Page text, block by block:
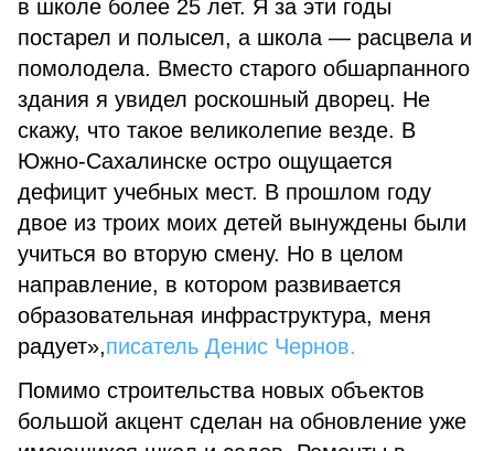
в школе более 25 лет. Я за эти годы
постарел и полысел, а школа — расцвела и
помолодела. Вместо старого обшарпанного
здания я увидел роскошный дворец. Не
скажу, что такое великолепие везде. В
Южно-Сахалинске остро ощущается
дефицит учебных мест. В прошлом году
двое из троих моих детей вынуждены были
учиться во вторую смену. Но в целом
направление, в котором развивается
образовательная инфраструктура, меня
радует»,писатель Денис Чернов.
Помимо строительства новых объектов
большой акцент сделан на обновление уже